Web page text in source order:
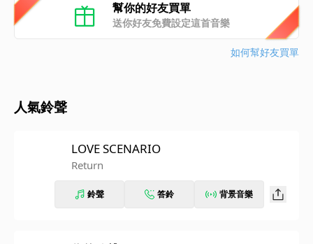
幫你的好友買單
送你好友免費設定這首音樂
如何幫好友買單
人氣鈴聲
LOVE SCENARIO
Return
鈴聲 答鈴 背景音樂